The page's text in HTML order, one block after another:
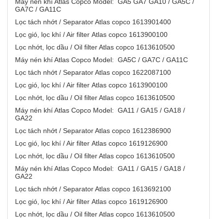
Máy nén khí Atlas Copco Model: GA5 GA7 GA10 / GA5C /
GA7C / GA11C
Lọc tách nhớt / Separator Atlas copco 1613901400
Lọc gió, lọc khí / Air filter Atlas copco 1613900100
Lọc nhớt, lọc dầu / Oil filter Atlas copco 1613610500
Máy nén khí Atlas Copco Model: GA5C / GA7C / GA11C
Lọc tách nhớt / Separator Atlas copco 1622087100
Lọc gió, lọc khí / Air filter Atlas copco 1613900100
Lọc nhớt, lọc dầu / Oil filter Atlas copco 1613610500
Máy nén khí Atlas Copco Model: GA11 / GA15 / GA18 /
GA22
Lọc tách nhớt / Separator Atlas copco 1612386900
Lọc gió, lọc khí / Air filter Atlas copco 1619126900
Lọc nhớt, lọc dầu / Oil filter Atlas copco 1613610500
Máy nén khí Atlas Copco Model: GA11 / GA15 / GA18 /
GA22
Lọc tách nhớt / Separator Atlas copco 1613692100
Lọc gió, lọc khí / Air filter Atlas copco 1619126900
Lọc nhớt, lọc dầu / Oil filter Atlas copco 1613610500